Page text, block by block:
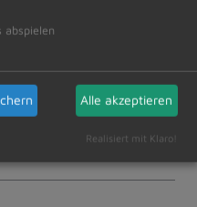
Bekanntmachungen
abspielen
Alle akzeptieren
Realisiert mit Klaro!